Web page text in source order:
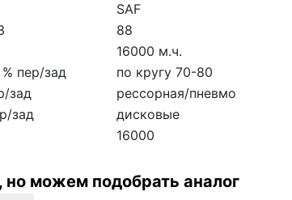
SAF
88
16000 м.ч.
пер/зад
по кругу 70-80
зад
рессорная/пневмо
зад
дисковые
16000
можем подобрать аналог